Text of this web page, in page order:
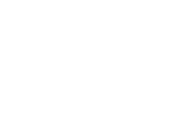
prstom.